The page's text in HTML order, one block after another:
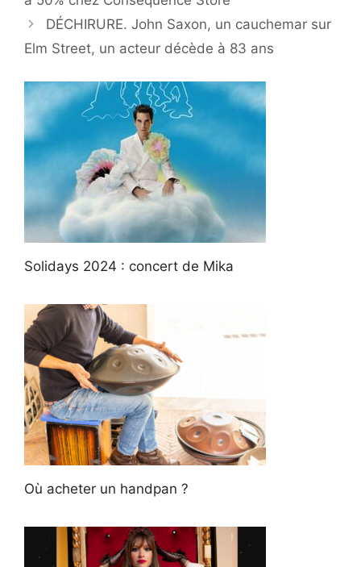
DÉCHIRURE. John Saxon, un cauchemar sur
Elm Street, un acteur décède à 83 ans
Solidays 2024 : concert de Mika
Où acheter un handpan ?